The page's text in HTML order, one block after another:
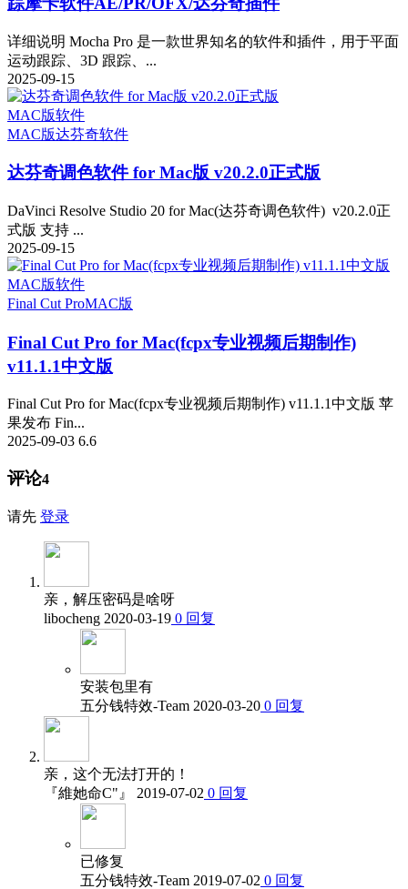
详细说明 Mocha Pro 是一款世界知名的软件和插件，用于平面
运动跟踪、3D 跟踪、...
2025-09-15
MAC版软件
MAC版达芬奇软件
达芬奇调色软件 for Mac版 v20.2.0正式版
DaVinci Resolve Studio 20 for Mac(达芬奇调色软件) v20.2.0正
式版 支持 ...
2025-09-15
MAC版软件
Final Cut ProMAC版
Final Cut Pro for Mac(fcpx专业视频后期制作)
v11.1.1中文版
Final Cut Pro for Mac(fcpx专业视频后期制作) v11.1.1中文版 苹
果发布 Fin...
2025-09-03 6.6
评论4
请先 登录
亲，解压密码是啥呀
libocheng 2020-03-19 0 回复
安装包里有
五分钱特效-Team 2020-03-20 0 回复
亲，这个无法打开的！
『維她命C"』
2019-07-02 0 回复
已修复
五分钱特效-Team 2019-07-02 0 回复